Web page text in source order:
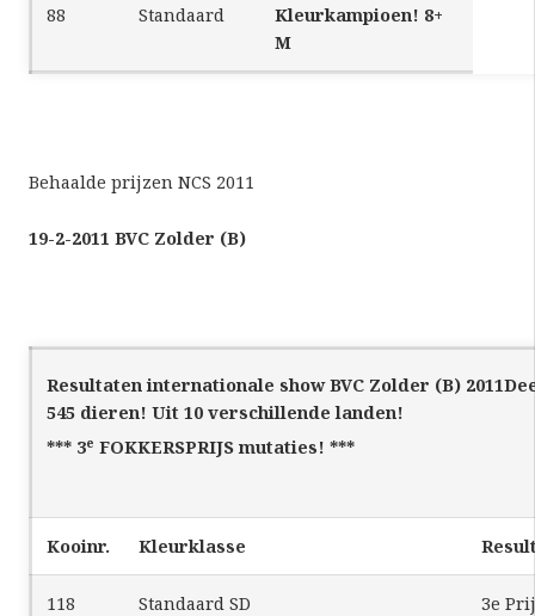
88 Standaard
Kleurkampioen! 8+
M
Behaalde prijzen NCS 2011
19-2-2011 BVC Zolder (B)
Resultaten internationale show BVC Zolder (B) 2011
545 dieren! Uit 10 verschillende landen!
*** 3e FOKKERSPRIJS mutaties! ***
Kooinr. Kleurklasse
118 Standaard SD 3e